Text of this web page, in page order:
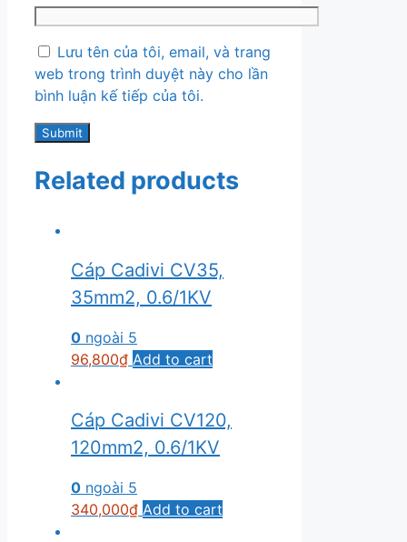
Lưu tên của tôi, email, và trang
web trong trình duyệt này cho lần
bình luận kế tiếp của tôi.
Related products
Cáp Cadivi CV35,
35mm2, 0.6/1KV
0 ngoài 5
96,800₫ Add to cart
Cáp Cadivi CV120,
120mm2, 0.6/1KV
0 ngoài 5
340,000₫ Add to cart